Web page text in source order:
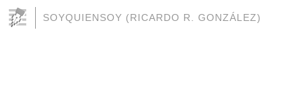
SOYQUIENSOY (RICARDO R. GONZÁLEZ)